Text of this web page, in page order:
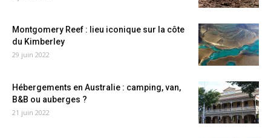
Montgomery Reef : lieu iconique sur la côte
du Kimberley
29 juin 2022
Hébergements en Australie : camping, van,
B&B ou auberges ?
21 juin 2022